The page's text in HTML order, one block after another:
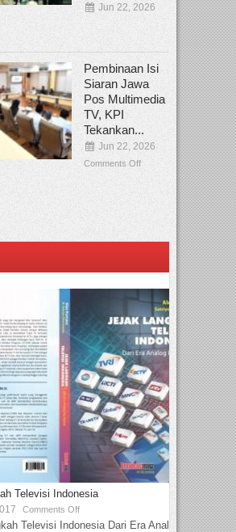
Jun 22, 2026
Pembinaan Isi
Siaran Jawa
Pos Multimedia
TV, KPI
Tekankan...
Jun 22, 2026
Comments Off
Televisi Indonesia
Comments Off
Televisi Indonesia Dari Era Analog